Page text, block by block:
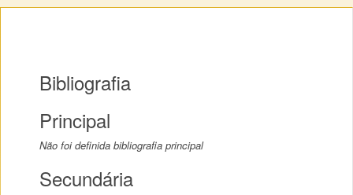
Bibliografia
Principal
Não foi definida bibliografia principal
Secundária